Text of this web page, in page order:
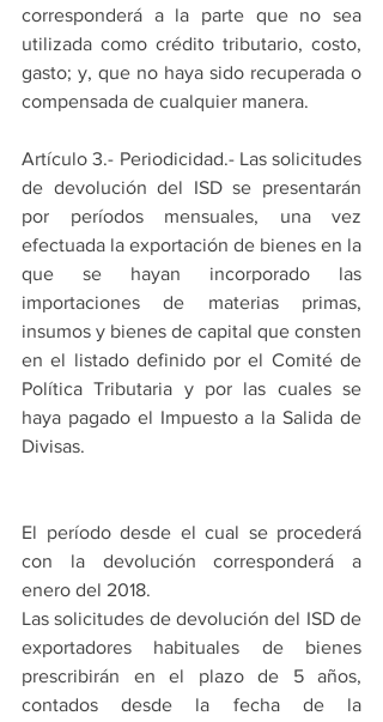
corresponderá a la parte que no sea
utilizada como crédito tributario, costo,
gasto; y, que no haya sido recuperada o
compensada de cualquier manera.
Artículo 3.- Periodicidad.- Las solicitudes
de devolución del ISD se presentarán
por períodos mensuales, una vez
efectuada la exportación de bienes en la
que se hayan incorporado las
importaciones de materias primas,
insumos y bienes de capital que consten
en el listado definido por el Comité de
Política Tributaria y por las cuales se
haya pagado el Impuesto a la Salida de
Divisas.
El período desde el cual se procederá
con la devolución corresponderá a
enero del 2018.
Las solicitudes de devolución del ISD de
exportadores habituales de bienes
prescribirán en el plazo de 5 años,
contados desde la fecha de la